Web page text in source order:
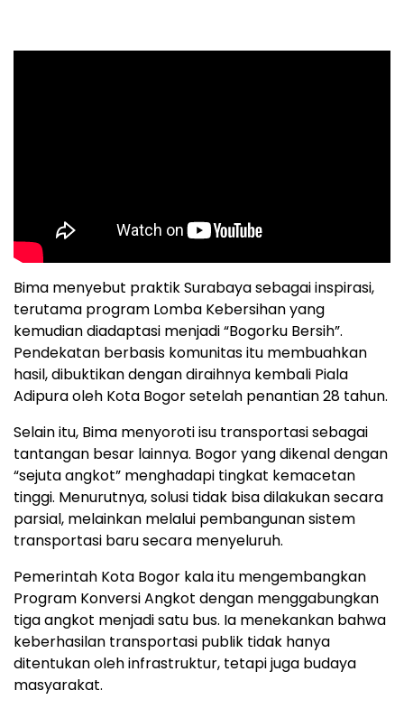
Bima menyebut praktik Surabaya sebagai inspirasi,
terutama program Lomba Kebersihan yang
kemudian diadaptasi menjadi “Bogorku Bersih”.
Pendekatan berbasis komunitas itu membuahkan
hasil, dibuktikan dengan diraihnya kembali Piala
Adipura oleh Kota Bogor setelah penantian 28 tahun.
Selain itu, Bima menyoroti isu transportasi sebagai
tantangan besar lainnya. Bogor yang dikenal dengan
“sejuta angkot” menghadapi tingkat kemacetan
tinggi. Menurutnya, solusi tidak bisa dilakukan secara
parsial, melainkan melalui pembangunan sistem
transportasi baru secara menyeluruh.
Pemerintah Kota Bogor kala itu mengembangkan
Program Konversi Angkot dengan menggabungkan
tiga angkot menjadi satu bus. Ia menekankan bahwa
keberhasilan transportasi publik tidak hanya
ditentukan oleh infrastruktur, tetapi juga budaya
masyarakat.